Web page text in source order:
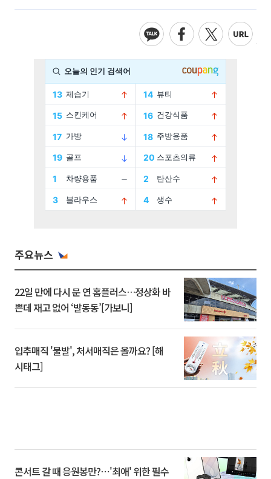
주요뉴스
22일 만에 다시 문 연 홈플러스…정상화 바
쁜데 재고 없어 ‘발동동’[가보니]
입추매직 '불발', 처서매직은 올까요? [해
시태그]
콘서트 갈 때 응원봉만?⋯'최애' 위한 필수